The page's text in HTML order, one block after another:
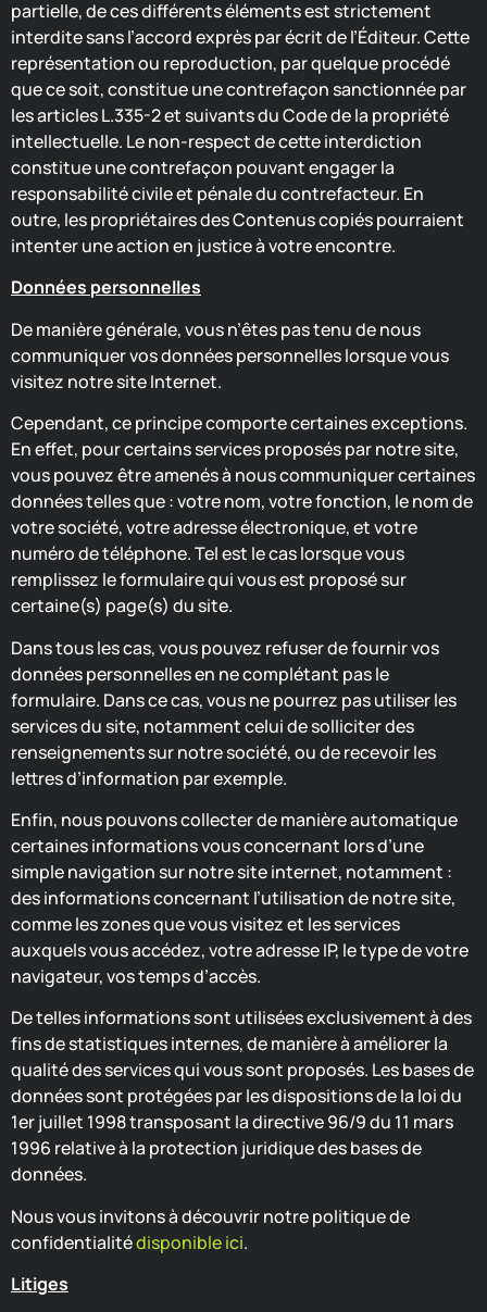
partielle, de ces différents éléments est strictement
interdite sans l’accord exprès par écrit de l’Éditeur. Cette
représentation ou reproduction, par quelque procédé
que ce soit, constitue une contrefaçon sanctionnée par
les articles L.335-2 et suivants du Code de la propriété
intellectuelle. Le non-respect de cette interdiction
constitue une contrefaçon pouvant engager la
responsabilité civile et pénale du contrefacteur. En
outre, les propriétaires des Contenus copiés pourraient
intenter une action en justice à votre encontre.
Données personnelles
De manière générale, vous n’êtes pas tenu de nous
communiquer vos données personnelles lorsque vous
visitez notre site Internet.
Cependant, ce principe comporte certaines exceptions.
En effet, pour certains services proposés par notre site,
vous pouvez être amenés à nous communiquer certaines
données telles que : votre nom, votre fonction, le nom de
votre société, votre adresse électronique, et votre
numéro de téléphone. Tel est le cas lorsque vous
remplissez le formulaire qui vous est proposé sur
certaine(s) page(s) du site.
Dans tous les cas, vous pouvez refuser de fournir vos
données personnelles en ne complétant pas le
formulaire. Dans ce cas, vous ne pourrez pas utiliser les
services du site, notamment celui de solliciter des
renseignements sur notre société, ou de recevoir les
lettres d’information par exemple.
Enfin, nous pouvons collecter de manière automatique
certaines informations vous concernant lors d’une
simple navigation sur notre site internet, notamment :
des informations concernant l’utilisation de notre site,
comme les zones que vous visitez et les services
auxquels vous accédez, votre adresse IP, le type de votre
navigateur, vos temps d’accès.
De telles informations sont utilisées exclusivement à des
fins de statistiques internes, de manière à améliorer la
qualité des services qui vous sont proposés. Les bases de
données sont protégées par les dispositions de la loi du
1er juillet 1998 transposant la directive 96/9 du 11 mars
1996 relative à la protection juridique des bases de
données.
Nous vous invitons à découvrir notre politique de
confidentialitédisponible ici.
Litiges